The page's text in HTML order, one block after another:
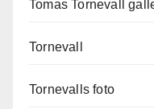
Tomas Tornevall
Tornevall
Tornevalls foto